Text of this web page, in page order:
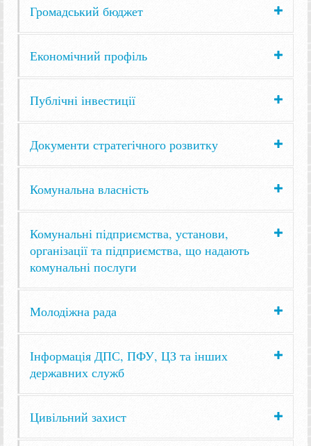
Громадський бюджет
Економічний профіль
Публічні інвестиції
Документи стратегічного розвитку
Комунальна власність
Комунальні підприємства, установи,
організації та підприємства, що надають
комунальні послуги
Молодіжна рада
Інформація ДПС, ПФУ, ЦЗ та інших
державних служб
Цивільний захист